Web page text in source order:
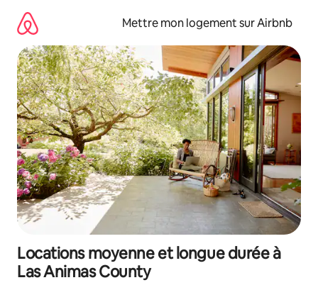
directement
contenu
Mettre mon logement sur Airbnb
Locations moyenne et longue durée à
Las Animas County